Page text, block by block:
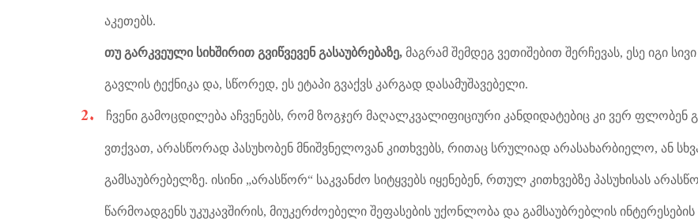
აკეთებს.
თუ გარკვეული სიხშირით გვიწვევენ გასაუბრებაზე, მაგრამ შემდეგ ვეთიშებით შერჩევას, ესე იგი
გავლის ტექნიკა და, სწორედ, ეს ეტაპი გვაქვს კარგად დასამუშავებელი.
ჩვენი გამოცდილება აჩვენებს, რომ ზოგჯერ მაღალკვალიფიციური კანდიდატებიც კი ვერ ფლობენ
ვთქვათ, არასწორად პასუხობენ მნიშვნელოვან კითხვებს, რითაც სრულიად არასახარბიელო, ან
გამსაუბრებელზე. ისინი „არასწორ“ საკვანძო სიტყვებს იყენებენ, რთულ კითხვებზე პასუხისას
წარმოადგენს უკუკავშირის, მიუკერძოებელი შეფასების უქონლობა და გამსაუბრებლის